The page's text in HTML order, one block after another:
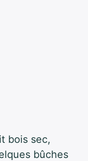
bois sec,
bûches